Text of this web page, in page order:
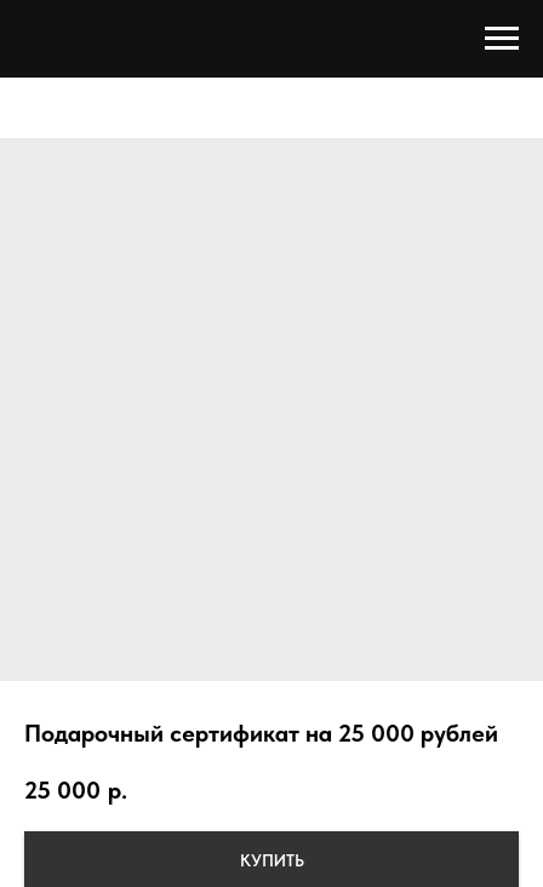
Подарочный сертификат на 25 000 рублей
25 000 р.
КУПИТЬ